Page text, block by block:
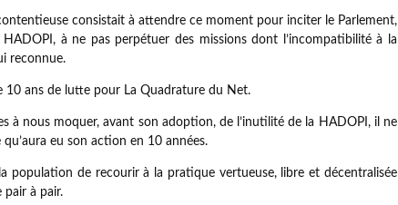
consistait à attendre ce moment pour inciter le Parlement,
à ne pas perpétuer des missions dont l’incompatibilité à la
reconnue.
10 ans de lutte pour La Quadrature du Net.
à nous moquer, avant son adoption, de l’inutilité de la HADOPI, il ne
eu son action en 10 années.
population de recourir à la pratique vertueuse, libre et décentralisée
pair à pair.